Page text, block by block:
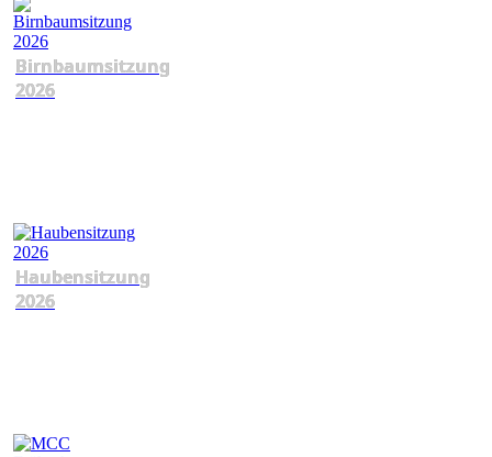
Birnbaumsitzung
2026
Haubensitzung
2026